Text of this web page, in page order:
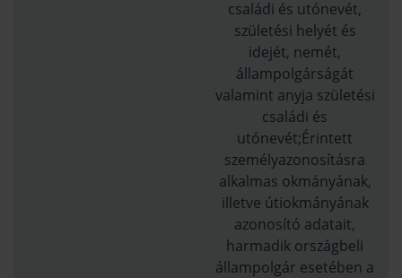
családi és utónevét,
születési helyét és
idejét, nemét,
állampolgárságát
valamint anyja születési
családi és
utónevét;Érintett
személyazonosításra
alkalmas okmányának,
illetve útiokmányának
azonosító adatait,
harmadik országbeli
állampolgár esetében a